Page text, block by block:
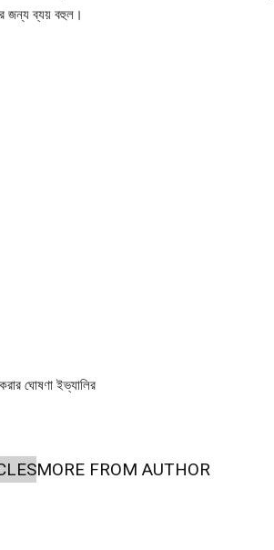
জন্য ব্যয় বহুল।
ঘোষণা ইভ্যালির
MORE FROM AUTHOR